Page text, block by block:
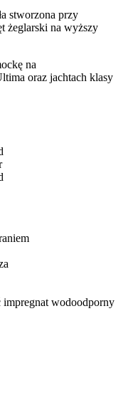
stworzona przy
żeglarski na wyższy
na
oraz jachtach klasy
wodoodporny